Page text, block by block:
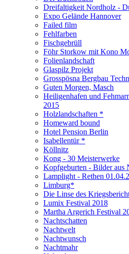
Dreifaltigkeit Nordholz -
Expo Gelände Hannover
Failed film
Fehlfarben
Fischgebrüll
Föhr Storkow mit Kono
Folienlandschaft
Glaspilz Projekt
Grosspösna Bergbau
Guten Morgen, Masch
Heiligenhafen und
2015
Holzlandschaften *
Homeward bound
Hotel Pension Berlin
Isabellentür *
Köllnitz
Kong - 30 Meisterwerke
Kopfgeburten - Bilder aus
Lamplight - Rethen
Limburg*
Die Linse des
Lumix Festival 2018
Martha Argerich Festival
Nachtschatten
Nachtwelt
Nachtwunsch
Nachtmahr